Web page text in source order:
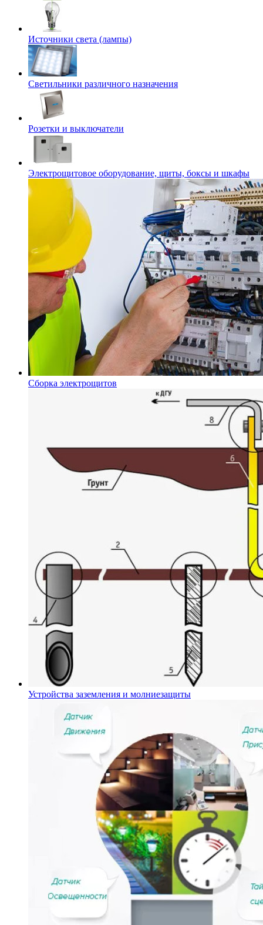
Источники света (лампы)
Светильники различного назначения
Розетки и выключатели
Электрощитовое оборудование, щиты, боксы и шкафы
Сборка электрощитов
Устройства заземления и молниезащиты